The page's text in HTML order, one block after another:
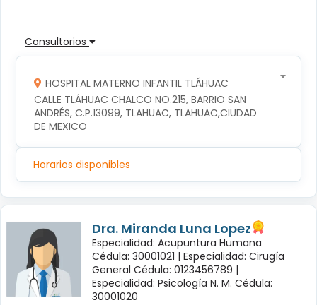
Consultorios
HOSPITAL MATERNO INFANTIL TLÁHUAC
CALLE TLÁHUAC CHALCO NO.215, BARRIO SAN
ANDRÉS, C.P.13099, TLAHUAC, TLAHUAC,CIUDAD
DE MEXICO
Horarios disponibles
Dra. Miranda Luna Lopez
Especialidad: Acupuntura Humana
Cédula: 30001021 | Especialidad: Cirugía
General Cédula: 0123456789 |
Especialidad: Psicología N. M. Cédula:
30001020